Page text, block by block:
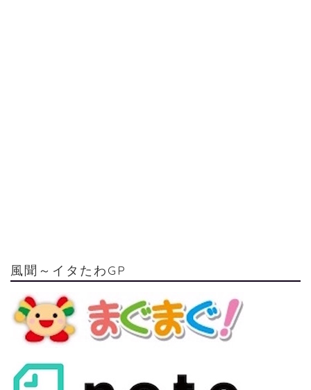
風聞～イタたわGP